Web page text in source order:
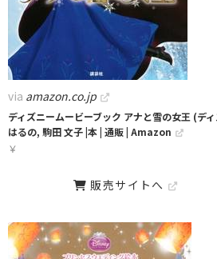
via amazon.co.jp
ディズニームービーブック アナと雪の女王 (デ
はるの, 駒田 文子 |本 | 通販 | Amazon
￥
販売サイトへ